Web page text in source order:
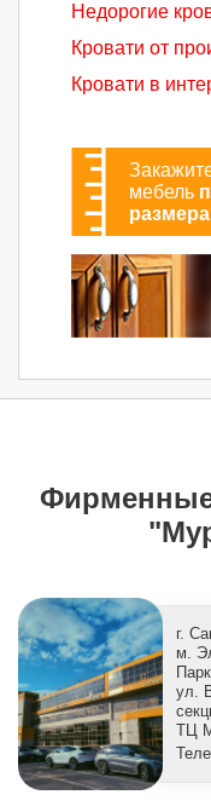
Недорогие
Кровати от
Кровати в
мебель
г.
м.
ул.
ТЦ